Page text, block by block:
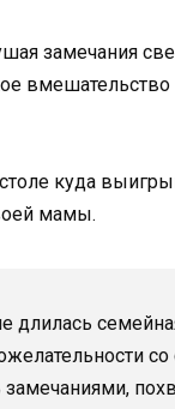
замечания
куда
мамы.